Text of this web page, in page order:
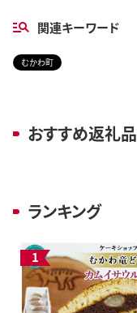
関連キーワード
むかわ町
おすすめ返礼品
ランキング